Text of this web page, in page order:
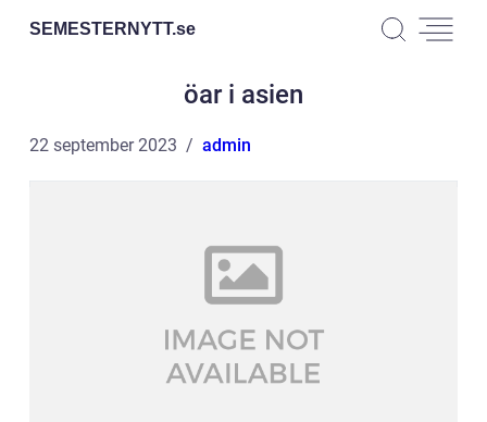
SEMESTERNYTT.se
öar i asien
22 september 2023 admin